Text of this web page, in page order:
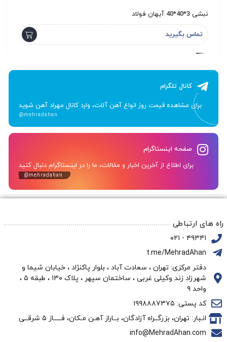
نبشی 3*40*40 آیهان فولاد
تماس بگیرید
کانال تلگرام
برای مشاهده قیمت روز انواع آهن آلات، وارد کانال مهراد آهن شوید
@mehradahan
صفحه اینستاگرام
برای اطلاع از آخرین اخبار و مقالات، ما را در اینستاگرام دنبال کنید
@mehradahan
راه های ارتباطی
۴۹۳۴۱ - ۰۲۱
t.me/MehradAhan
دفتر مرکزی: تهران ، سعادت آباد ، بلوار پاکنژاد ، خیابان شیما و
شهرزاد زند وکیلی غربی ، ساختمان سپهر ، پلاک ۱۳۰ ، طبقه ۵ ،
واحد ۹
کد پستی: ۱۹۹۸۸۸۷۳۷۵
انـبار: تهران، بزرگــراه آزادگان، بــاراز آهـن مـکان، فـــــاز ۵ شرقــی
info@MehradAhan.com